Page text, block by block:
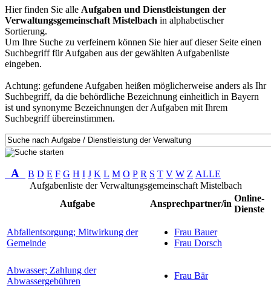
Hier finden Sie alle Aufgaben und Dienstleistungen der
Verwaltungsgemeinschaft Mistelbach in alphabetischer
Sortierung.
Um Ihre Suche zu verfeinern können Sie hier auf dieser Seite einen
Suchbegriff für Aufgaben aus der gewählten Aufgabenliste
eingeben.
Achtung: gefundene Aufgaben heißen möglicherweise anders als Ihr
Suchbegriff, da die behördliche Bezeichnung einheitlich in Bayern
ist und synonyme Bezeichnungen der Aufgaben mit Ihrem
Suchbegriff übereinstimmen.
A B D E F G H I J K L M O P R S T V W Z ALLE
Aufgabenliste der Verwaltungsgemeinschaft Mistelbach
Aufgabe
Ansprechpartner/in
Online-
Dienste
Abfallentsorgung; Mitwirkung der
Gemeinde
Frau Bauer
Frau Dorsch
Abwasser; Zahlung der
Abwassergebühren
Frau Bär